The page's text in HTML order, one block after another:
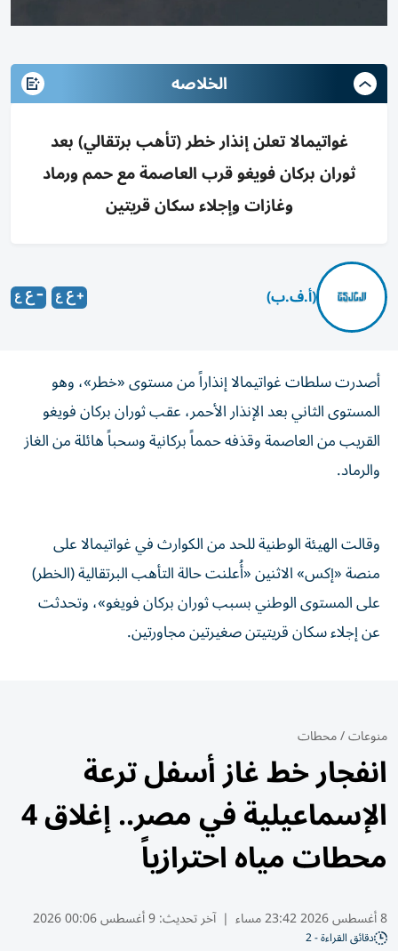
الخلاصه
غواتيمالا تعلن إنذار خطر (تأهب برتقالي) بعد
ثوران بركان فويغو قرب العاصمة مع حمم ورماد
وغازات وإجلاء سكان قريتين
(أ.ف.ب)
أصدرت سلطات غواتيمالا إنذاراً من مستوى «خطر»، وهو
المستوى الثاني بعد الإنذار الأحمر، عقب ثوران بركان فويغو
القريب من العاصمة وقذفه حمماً بركانية وسحباً هائلة من الغاز
والرماد.
وقالت الهيئة الوطنية للحد من الكوارث في غواتيمالا على
منصة «إكس» الاثنين «أُعلنت حالة التأهب البرتقالية (الخطر)
على المستوى الوطني بسبب ثوران بركان فويغو»، وتحدثت
عن إجلاء سكان قريتيتن صغيرتين مجاورتين.
منوعات/محطات
انفجار خط غاز أسفل ترعة
الإسماعيلية في مصر.. إغلاق 4
محطات مياه احترازياً
8 أغسطس 2026 23:42 مساء | آخر تحديث:9 أغسطس 00:06 2026
دقائق القراءة - 2